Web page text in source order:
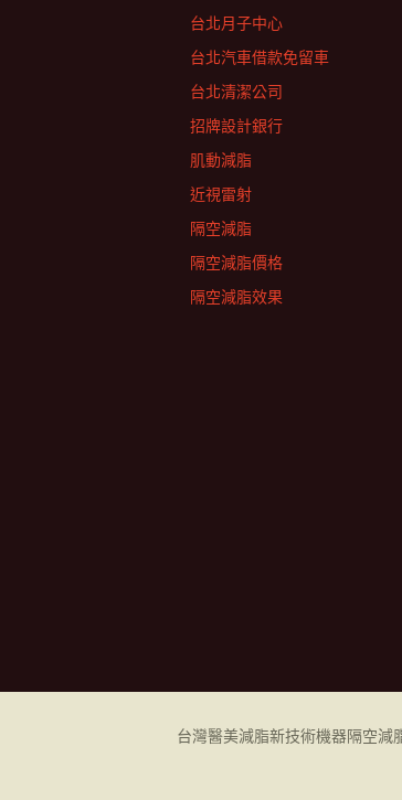
台北月子中心
台北汽車借款免留車
台北清潔公司
招牌設計銀行
肌動減脂
近視雷射
隔空減脂
隔空減脂價格
隔空減脂效果
台灣醫美減脂新技術機器隔空減